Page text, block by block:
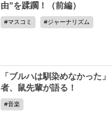
由”を蹂躙！（前編）
マスコミ ジャーナリズム
「ブルハは馴染めなかった
者、鼠先輩が語る！
音楽